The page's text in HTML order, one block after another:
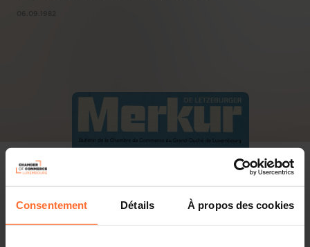
Consentement Détails À propos des cookies